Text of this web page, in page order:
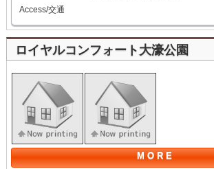
Access/交通
ロイヤルコンフォート大濠公園
M O R E